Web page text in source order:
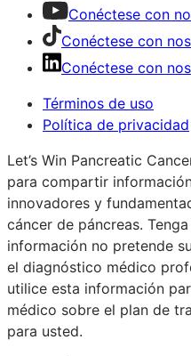
Conéctese con
Conéctese con
Conéctese con
Términos de uso
Política de privacidad
Let’s Win Pancreatic
para compartir
innovadores y
cáncer de páncreas.
información no pretende
el diagnóstico médico
utilice esta información
médico sobre el plan de
para usted.